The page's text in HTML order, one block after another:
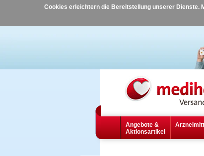
Cookies erleichtern die Bereitstellung unserer Dienste.
Angebote &
Aktionsartikel